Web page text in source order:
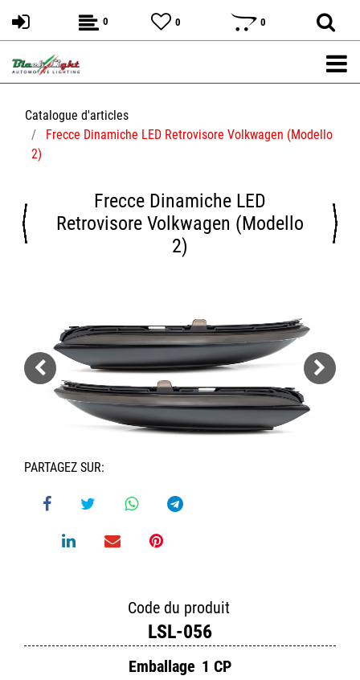
0 0 0
Catalogue d'articles
Frecce Dinamiche LED Retrovisore Volkwagen (Modello
2)
Frecce Dinamiche LED
Retrovisore Volkwagen (Modello
2)
PARTAGEZ SUR:
Code du produit
LSL-056
Emballage 1 CP